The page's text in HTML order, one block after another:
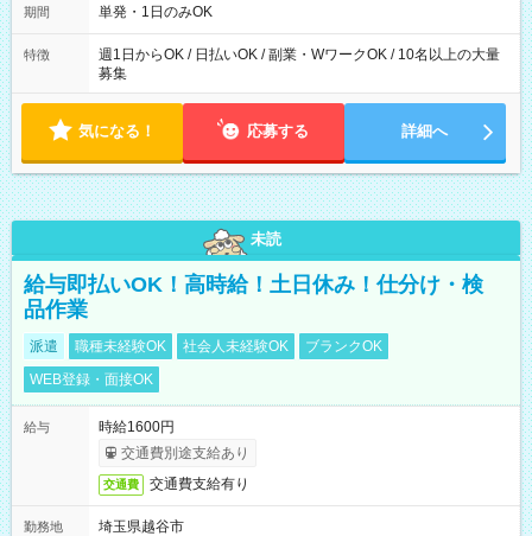
期間 単発・1日のみOK
特徴
週1日からOK / 日払いOK / 副業・WワークOK / 10名以上の大量
募集
気になる！ 応募する 詳細へ
未読
給与即払いOK！高時給！土日休み！仕分け・検
品作業
派遣 職種未経験OK 社会人未経験OK
ブランクOK
WEB登録・面接OK
給与
時給1600円
交通費別途支給あり
交通費 交通費支給有り
勤務地
埼玉県越谷市